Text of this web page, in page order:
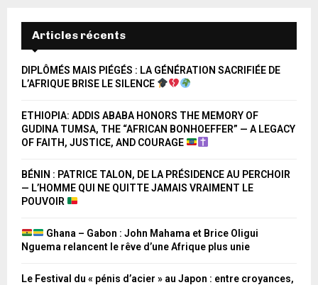
Articles récents
DIPLÔMÉS MAIS PIÉGÉS : LA GÉNÉRATION SACRIFIÉE DE
L’AFRIQUE BRISE LE SILENCE
ETHIOPIA: ADDIS ABABA HONORS THE MEMORY OF
GUDINA TUMSA, THE “AFRICAN BONHOEFFER” — A LEGACY
OF FAITH, JUSTICE, AND COURAGE
BÉNIN : PATRICE TALON, DE LA PRÉSIDENCE AU PERCHOIR
— L’HOMME QUI NE QUITTE JAMAIS VRAIMENT LE
POUVOIR
Ghana – Gabon : John Mahama et Brice Oligui
Nguema relancent le rêve d’une Afrique plus unie
Le Festival du « pénis d’acier » au Japon : entre croyances,